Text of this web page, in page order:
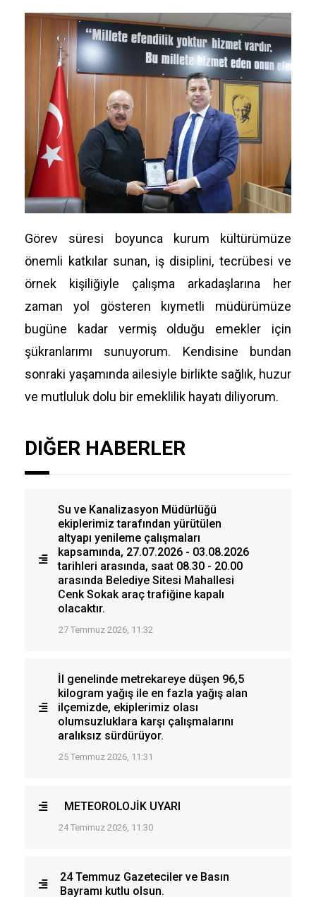
Görev süresi boyunca kurum kültürümüze
önemli katkılar sunan, iş disiplini, tecrübesi ve
örnek kişiliğiyle çalışma arkadaşlarına her
zaman yol gösteren kıymetli müdürümüze
bugüne kadar vermiş olduğu emekler için
şükranlarımı sunuyorum. Kendisine bundan
sonraki yaşamında ailesiyle birlikte sağlık, huzur
ve mutluluk dolu bir emeklilik hayatı diliyorum.
DIĞER HABERLER
Su ve Kanalizasyon Müdürlüğü
ekiplerimiz tarafından yürütülen
altyapı yenileme çalışmaları
kapsamında, 27.07.2026 - 03.08.2026
tarihleri arasında, saat 08.30 - 20.00
arasında Belediye Sitesi Mahallesi
Cenk Sokak araç trafiğine kapalı
olacaktır.
27 Temmuz 2026, 11:32
İl genelinde metrekareye düşen 96,5
kilogram yağış ile en fazla yağış alan
ilçemizde, ekiplerimiz olası
olumsuzluklara karşı çalışmalarını
aralıksız sürdürüyor.
25 Temmuz 2026, 11:31
METEOROLOJİK UYARI
24 Temmuz 2026, 11:30
24 Temmuz Gazeteciler ve Basın
Bayramı kutlu olsun.